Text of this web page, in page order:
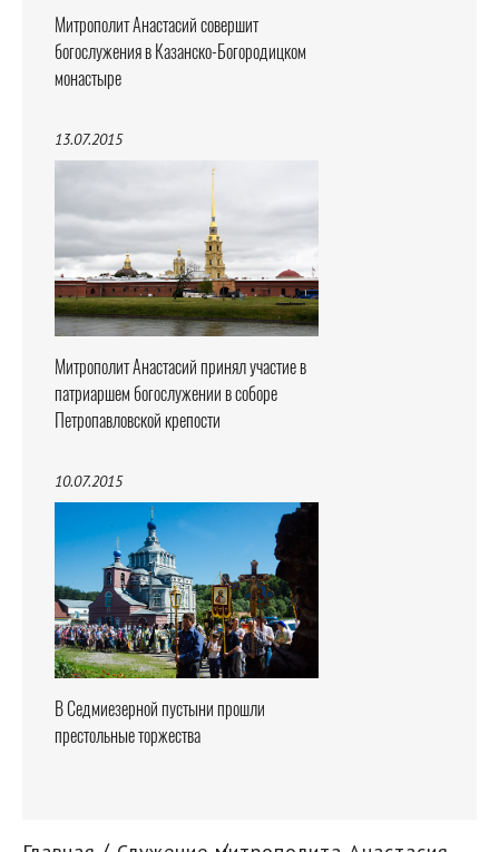
Митрополит Анастасий совершит
богослужения в Казанско-Богородицком
монастыре
13.07.2015
Митрополит Анастасий принял участие в
патриаршем богослужении в соборе
Петропавловской крепости
10.07.2015
В Седмиезерной пустыни прошли
престольные торжества